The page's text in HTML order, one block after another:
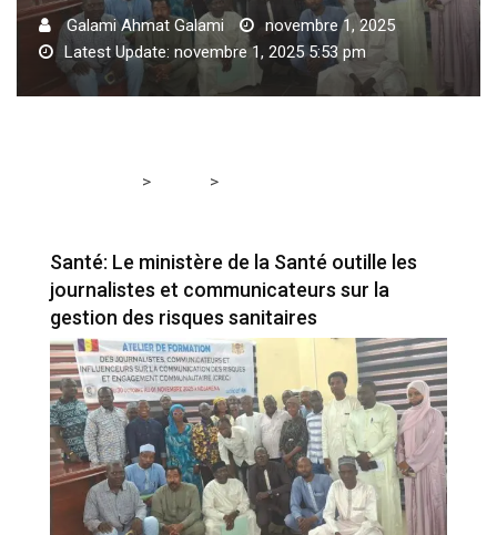
Galami Ahmat Galami
novembre 1, 2025
Latest Update: novembre 1, 2025 5:53 pm
> >
Santé: Le ministère de la Santé outille les
journalistes et communicateurs sur la
gestion des risques sanitaires